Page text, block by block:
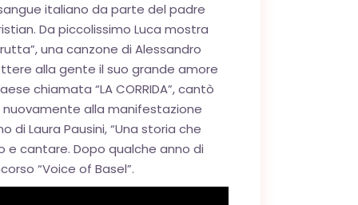
italiano da parte del padre
Da piccolissimo Luca mostra
una canzone di Alessandro
alla gente il suo grande amore
chiamata “LA CORRIDA”, cantò
nuovamente alla manifestazione
Laura Pausini, “Una storia che
e cantare. Dopo qualche anno di
“Voice of Basel”.